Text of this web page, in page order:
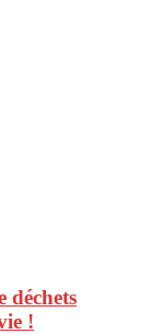
déchets
!